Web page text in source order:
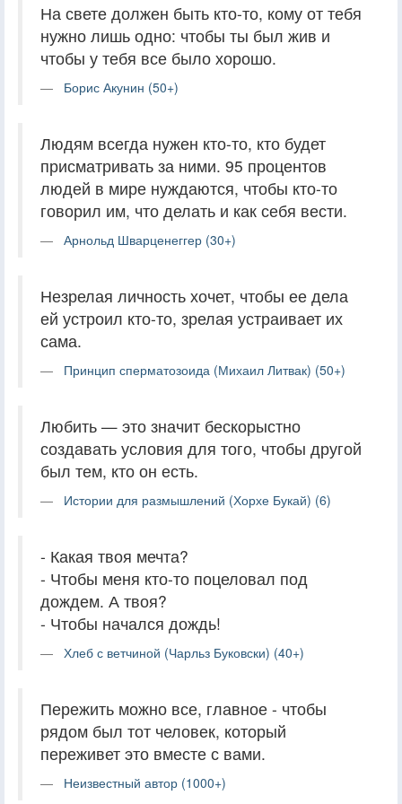
На свете должен быть кто-то, кому от тебя
нужно лишь одно: чтобы ты был жив и
чтобы у тебя все было хорошо.
Борис Акунин (50+)
Людям всегда нужен кто-то, кто будет
присматривать за ними. 95 процентов
людей в мире нуждаются, чтобы кто-то
говорил им, что делать и как себя вести.
Арнольд Шварценеггер (30+)
Незрелая личность хочет, чтобы ее дела
ей устроил кто-то, зрелая устраивает их
сама.
Принцип сперматозоида (Михаил Литвак) (50+)
Любить — это значит бескорыстно
создавать условия для того, чтобы другой
был тем, кто он есть.
Истории для размышлений (Хорхе Букай) (6)
- Какая твоя мечта?
- Чтобы меня кто-то поцеловал под
дождем. А твоя?
- Чтобы начался дождь!
Хлеб с ветчиной (Чарльз Буковски) (40+)
Пережить можно все, главное - чтобы
рядом был тот человек, который
переживет это вместе с вами.
Неизвестный автор (1000+)